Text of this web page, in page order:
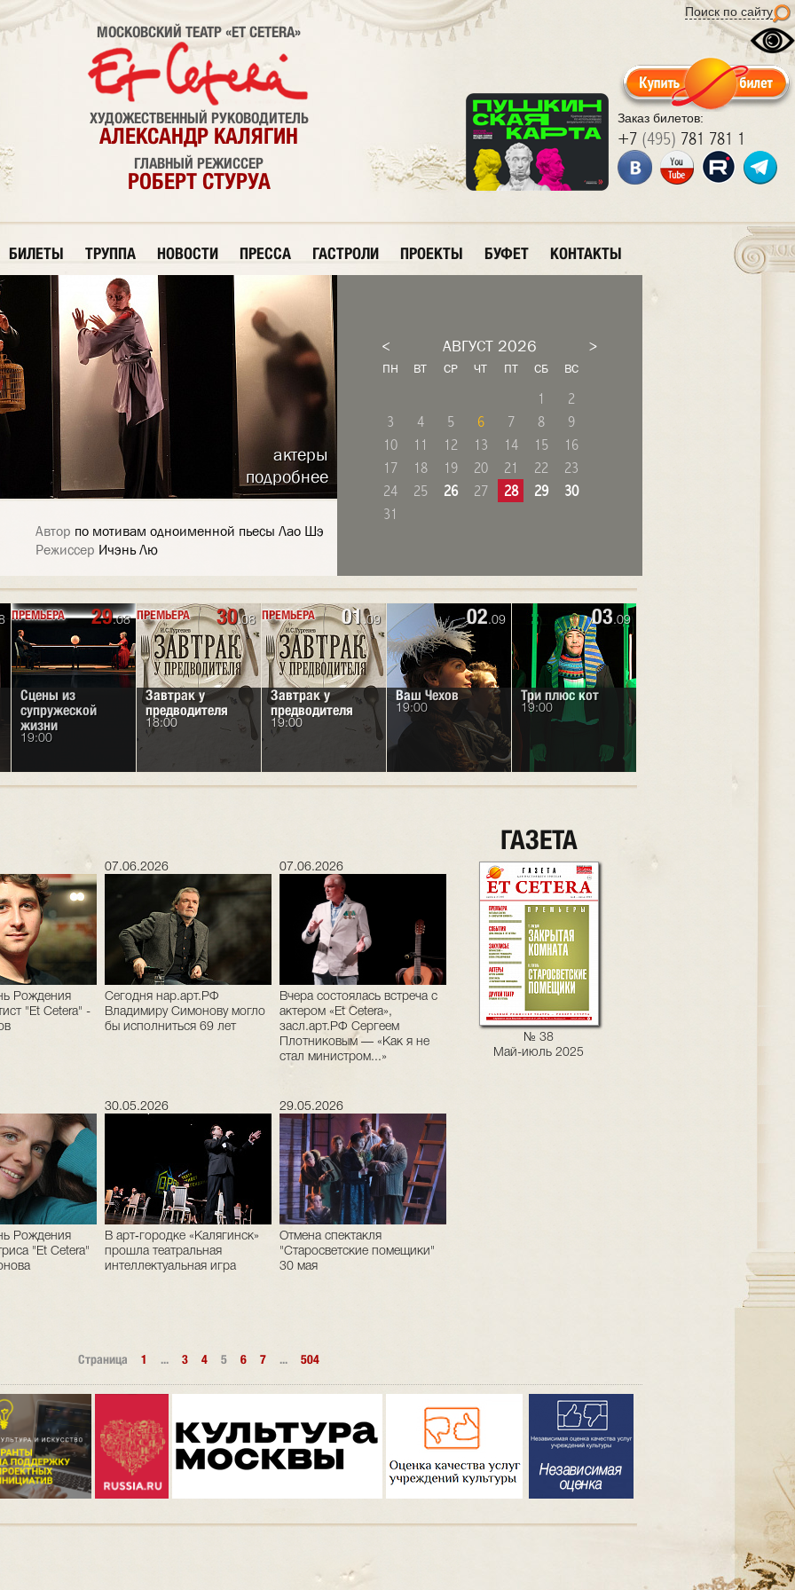
Поиск по сайту
Заказ билетов:
+7 (495) 781 781 1
МОСКОВСКИЙ ТЕАТР «ET CETERA»
ХУДОЖЕСТВЕННЫЙ РУКОВОДИТЕЛЬ
АЛЕКСАНДР КАЛЯГИН
ГЛАВНЫЙ РЕЖИССЕР
РОБЕРТ СТУРУА
БИЛЕТЫ ТРУППА НОВОСТИ ПРЕССА ГАСТРОЛИ ПРОЕКТЫ БУФЕТ КОНТАКТЫ
актеры
подробнее
Автор по мотивам одноименной пьесы Лао Шэ
Режиссер Ичэнь Лю
< АВГУСТ 2026 >
ПН ВТ СР ЧТ ПТ СБ ВС
1
2
3
4 5 6 7 8
9
10
11 12 13 14 15
16
17
18 19 20 21 22
23
24
25 26 27 28 29
30
31
ПРЕМЬЕРА
Сцены из
супружеской
жизни
19:00
29.08
ПРЕМЬЕРА
Пять ложек
эликсира
18:00
ПРЕМЬЕРА
Завтрак у
предводителя
18:00
30.08
ПРЕМЬЕРА
Пять ложек
эликсира
19:00
ПРЕМЬЕРА
Завтрак у
предводителя
19:00
01.09
Ваш Чехов
19:00
02.09
Три плюс кот
19:00
03.09
Рождения
"Et Cetera" -
07.06.2026
Сегодня нар.арт.РФ
Владимиру Симонову могло
бы исполниться 69 лет
07.06.2026
Вчера состоялась встреча с
актером «Et Cetera»,
засл.арт.РФ Сергеем
Плотниковым — «Как я не
стал министром...»
ГАЗЕТА
№ 38
Май-июль 2025
Рождения
"Et Cetera"
30.05.2026
В арт‑городке «Калягинск»
прошла театральная
интеллектуальная игра
29.05.2026
Отмена спектакля
"Старосветские помещики"
30 мая
Страница 1 ... 3 4 5 6 7 ... 504